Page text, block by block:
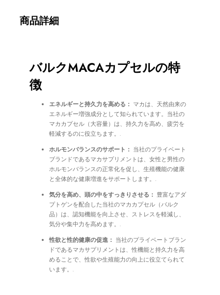
商品詳細
バルクMACAカプセルの特
徴
エネルギーと持久力を高める： マカは、天然由来の
エネルギー増強成分として知られています。当社の
マカカプセル（大容量）は、持久力を高め、疲労を
軽減するのに役立ちます。.
ホルモンバランスのサポート： 当社のプライベート
ブランドであるマカサプリメントは、女性と男性の
ホルモンバランスの正常化を促し、生殖機能の健康
と全体的な健康増進をサポートします。.
気分を高め、頭の中をすっきりさせる： 豊富なアダ
プトゲンを配合した当社のマカカプセル（バルク
品）は、認知機能を向上させ、ストレスを軽減し、
気分や集中力を高めます。.
性欲と性的健康の促進： 当社のプライベートブラン
ドであるマカサプリメントは、性機能と持久力を高
めることで、性欲や生殖能力の向上に役立てられて
います。.